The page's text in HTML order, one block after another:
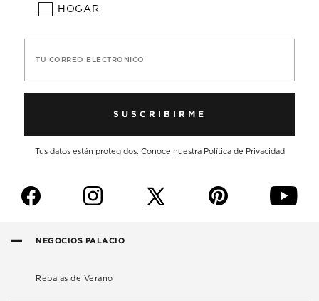
HOGAR
TU CORREO ELECTRÓNICO
SUSCRIBIRME
Tus datos están protegidos. Conoce nuestra Política de Privacidad
f i p y
NEGOCIOS PALACIO
Rebajas de Verano